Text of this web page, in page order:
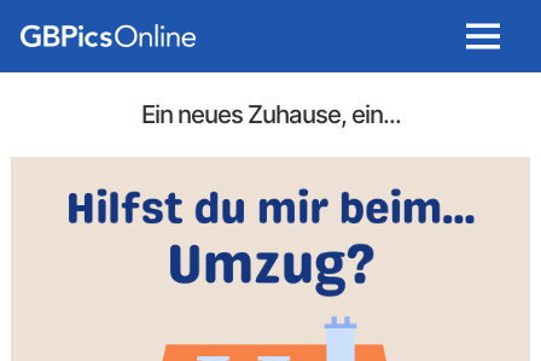
Menu
Ein neues Zuhause, ein...